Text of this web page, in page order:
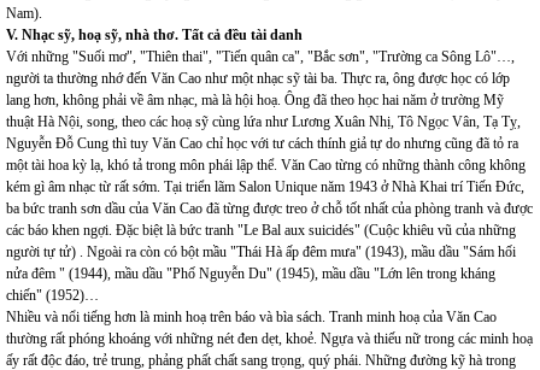
Nam).
V. Nhạc sỹ, hoạ sỹ, nhà thơ. Tất cả đều tài danh
Với những "Suối mơ", "Thiên thai", "Tiến quân ca", "Bắc sơn", "Trường ca Sông Lô"…,
người ta thường nhớ đến Văn Cao như một nhạc sỹ tài ba. Thực ra, ông được học có lớp
lang hơn, không phải về âm nhạc, mà là hội hoạ. Ông đã theo học hai năm ở trường Mỹ
thuật Hà Nội, song, theo các hoạ sỹ cùng lứa như Lương Xuân Nhị, Tô Ngọc Vân, Tạ Tỵ,
Nguyễn Đỗ Cung thì tuy Văn Cao chỉ học với tư cách thính giả tự do nhưng cũng đã tỏ ra
một tài hoa kỳ lạ, khó tả trong môn phái lập thể. Văn Cao từng có những thành công không
kém gì âm nhạc từ rất sớm. Tại triển lãm Salon Unique năm 1943 ở Nhà Khai trí Tiến Đức,
ba bức tranh sơn dầu của Văn Cao đã từng được treo ở chỗ tốt nhất của phòng tranh và được
các báo khen ngợi. Đặc biệt là bức tranh "Le Bal aux suicidés" (Cuộc khiêu vũ của những
người tự tử) . Ngoài ra còn có bột mầu "Thái Hà ấp đêm mưa" (1943), mầu dầu "Sám hối
nửa đêm " (1944), mầu dầu "Phố Nguyễn Du" (1945), mầu dầu "Lớn lên trong kháng
chiến" (1952)…
Nhiều và nổi tiếng hơn là minh hoạ trên báo và bìa sách. Tranh minh hoạ của Văn Cao
thường rất phóng khoáng với những nét đen dẹt, khoẻ. Ngựa và thiếu nữ trong các minh hoạ
ấy rất độc đáo, trẻ trung, phảng phất chất sang trọng, quý phái. Những đường kỹ hà trong